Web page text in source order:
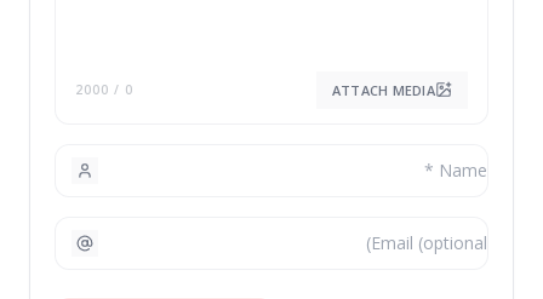
ATTACH MEDIA
0
/ 2000